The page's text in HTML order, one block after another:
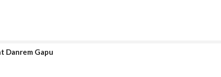
Danrem Gapu